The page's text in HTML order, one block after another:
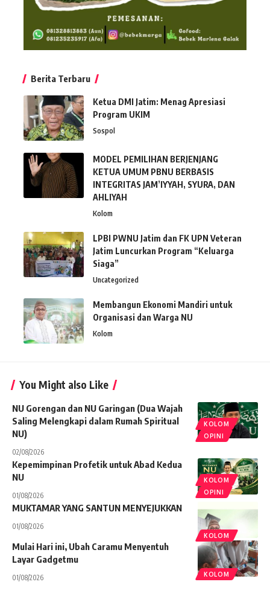
Berita Terbaru
Ketua DMI Jatim: Menag Apresiasi
Program UKIM
Sospol
MODEL PEMILIHAN BERJENJANG
KETUA UMUM PBNU BERBASIS
INTEGRITAS JAM’IYYAH, SYURA, DAN
AHLIYAH
Kolom
LPBI PWNU Jatim dan FK UPN Veteran
Jatim Luncurkan Program “Keluarga
Siaga”
Uncategorized
Membangun Ekonomi Mandiri untuk
Organisasi dan Warga NU
Kolom
You Might also Like
KOLOM
OPINI
NU Gorengan dan NU Garingan (Dua Wajah
Saling Melengkapi dalam Rumah Spiritual
NU)
02/08/2026
KOLOM
OPINI
Kepemimpinan Profetik untuk Abad Kedua
NU
01/08/2026
KOLOM
MUKTAMAR YANG SANTUN MENYEJUKKAN
01/08/2026
KOLOM
Mulai Hari ini, Ubah Caramu Menyentuh
Layar Gadgetmu
01/08/2026